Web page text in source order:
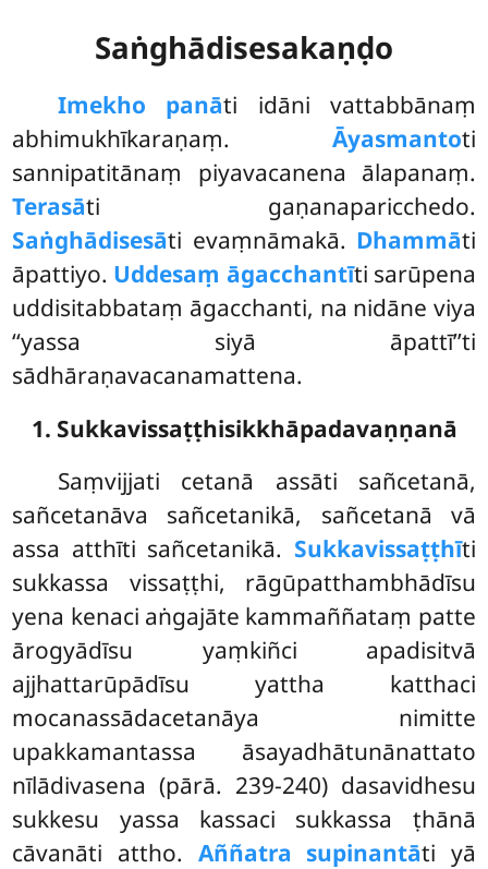
Saṅghādisesakaṇḍo
Imekho panāti idāni vattabbānaṃ
abhimukhīkaraṇaṃ. Āyasmantoti
sannipatitānaṃ piyavacanena ālapanaṃ.
Terasāti gaṇanaparicchedo.
Saṅghādisesāti evaṃnāmakā. Dhammāti
āpattiyo. Uddesaṃ āgacchantīti sarūpena
uddisitabbataṃ āgacchanti, na nidāne viya
‘‘yassa siyā āpattī’’ti
sādhāraṇavacanamattena.
1. Sukkavissaṭṭhisikkhāpadavaṇṇanā
Saṃvijjati cetanā assāti sañcetanā,
sañcetanāva sañcetanikā, sañcetanā vā
assa atthīti sañcetanikā. Sukkavissaṭṭhīti
sukkassa vissaṭṭhi, rāgūpatthambhādīsu
yena kenaci aṅgajāte kammaññataṃ patte
ārogyādīsu yaṃkiñci apadisitvā
ajjhattarūpādīsu yattha katthaci
mocanassādacetanāya nimitte
upakkamantassa āsayadhātunānattato
nīlādivasena (pārā. 239-240) dasavidhesu
sukkesu yassa kassaci sukkassa ṭhānā
cāvanāti attho. Aññatra supinantāti yā